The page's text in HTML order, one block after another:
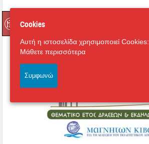
Cookies
Αυτή η ιστοσελίδα χρησιμοποιεί Cookies:
Μάθετε περισσότερα
Συμφωνώ